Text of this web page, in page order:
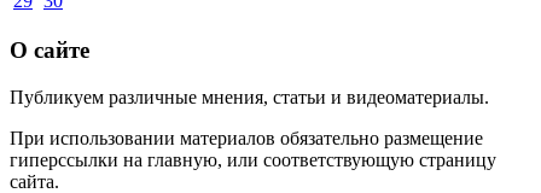
О сайте
Публикуем различные мнения, статьи и видеоматериалы.
При использовании материалов обязательно размещение
гиперссылки на главную, или соответствующую страницу
сайта.